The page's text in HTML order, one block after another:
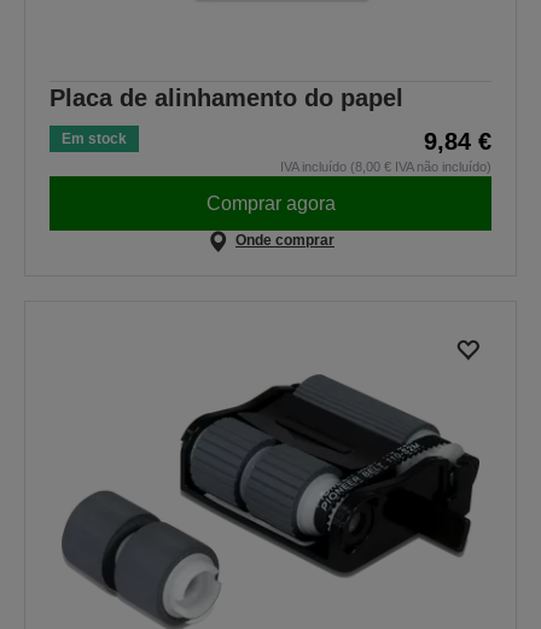
Placa de alinhamento do papel
Em stock 9,84 €
IVA incluído (8,00 € IVA não incluído)
Comprar agora
Onde comprar